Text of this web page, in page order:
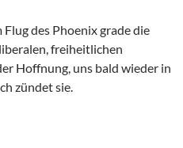
des Phoenix grade die
freiheitlichen
Hoffnung, uns bald wieder in
zündet sie.